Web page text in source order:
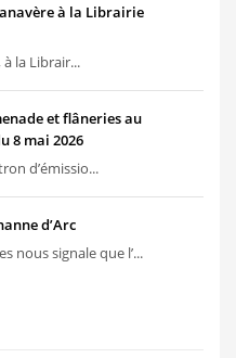
à la Librairie
la Librair...
et flâneries au
8 mai 2026
d’émissio...
d’Arc
nous signale que l’...